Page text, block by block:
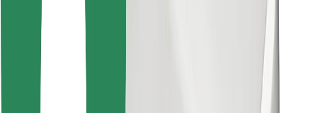
Cookies
Få en tur på få minutter!